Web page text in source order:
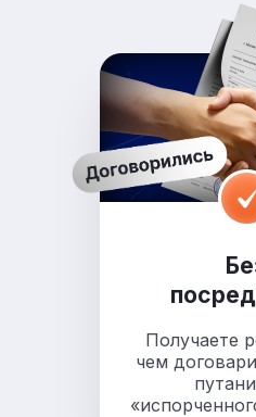
Получаете
чем